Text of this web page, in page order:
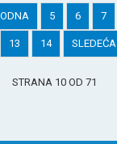
5 6 7
13 14 SLEDEĆA
STRANA 10 OD 71